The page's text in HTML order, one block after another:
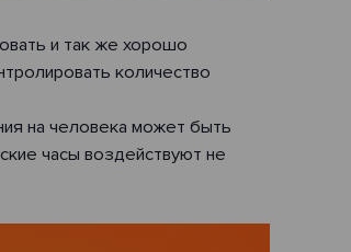
и так же хорошо
количество
на человека может быть
часы воздействуют не